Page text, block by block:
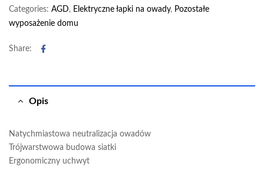
Categories: AGD, Elektryczne łapki na owady, Pozostałe
wyposażenie domu
Share: Facebook
Opis
Natychmiastowa neutralizacja owadów
Trójwarstwowa budowa siatki
Ergonomiczny uchwyt